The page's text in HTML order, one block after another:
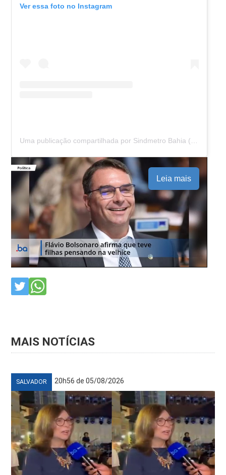
Ver essa foto no Instagram
Uma publicação compartilhada por Sindmetro Bahia (@sindmetro.bahia)
Leia mais
MAIS NOTÍCIAS
SALVADOR 20h56 de 05/08/2026